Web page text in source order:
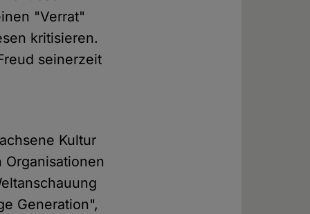
"Verrat"
kritisieren.
seinerzeit
Kultur
Generation",